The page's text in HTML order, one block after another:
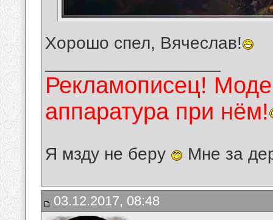
Хорошо спел, Вячеслав!
Рекламописец!
аппаратура при нём!
Я мзду не беру Мне за
03.12.2017, 08:48